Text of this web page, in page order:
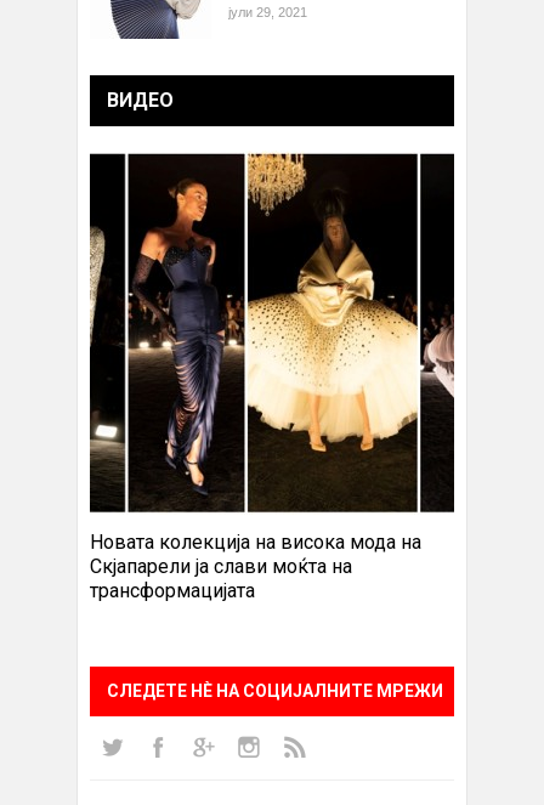
јули 29, 2021
ВИДЕО
Новата колекција на висока мода на
Скјапарели ја слави моќта на
трансформацијата
СЛЕДЕТЕ НÈ НА СОЦИЈАЛНИТЕ МРЕЖИ